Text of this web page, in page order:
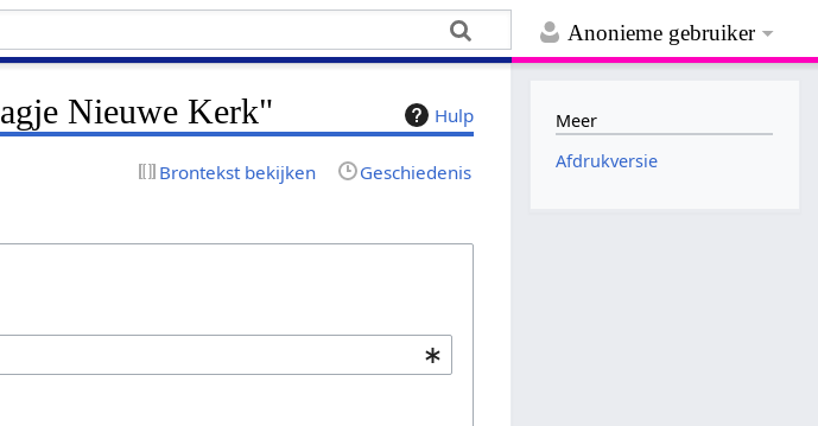
Anonieme gebruiker
Hulp
Nieuwe Kerk"
Brontekst bekijken Geschiedenis
Meer
Afdrukversie